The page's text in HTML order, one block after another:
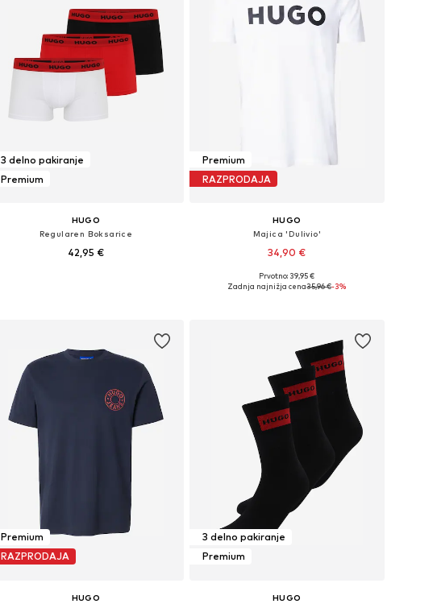
3 delno pakiranje
Premium
HUGO
Regularen Boksarice
42,95 €
Premium
RAZPRODAJA
HUGO
Majica 'Dulivio'
34,90 €
+8
Razpoložljive velikosti: XS, M, L, XL, XXL
Prvotno: 39,95 €
Zadnja najnižja cena35,96 €-3%
Premium
RAZPRODAJA
HUGO
3 delno pakiranje
Premium
HUGO